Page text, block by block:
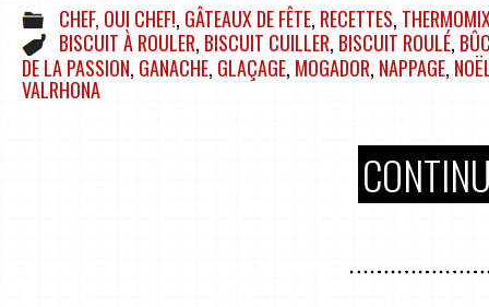
CHEF, OUI CHEF!, GÂTEAUX DE FÊTE, RECETTES,
BISCUIT À ROULER, BISCUIT CUILLER, BISCUIT ROULÉ,
DE LA PASSION, GANACHE, GLAÇAGE, MOGADOR, NAPPAGE,
VALRHONA